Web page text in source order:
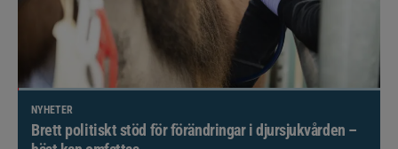
NYHETER
Brett politiskt stöd för förändringar i djursjukvården –